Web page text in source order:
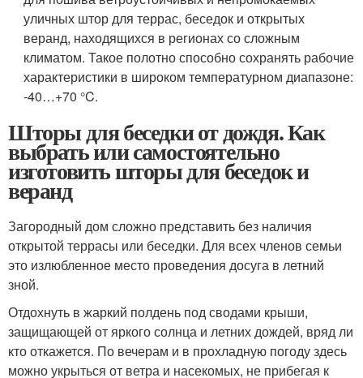
уличных штор для террас, беседок и открытых
веранд, находящихся в регионах со сложным
климатом. Такое полотно способно сохранять рабочие
характеристики в широком температурном диапазоне:
-40…+70 °C.
Шторы для беседки от дождя. Как
выбрать или самостоятельно
изготовить шторы для беседок и
веранд
Загородный дом сложно представить без наличия
открытой террасы или беседки. Для всех членов семьи
это излюбленное место проведения досуга в летний
зной.
Отдохнуть в жаркий полдень под сводами крыши,
защищающей от яркого солнца и летних дождей, вряд ли
кто откажется. По вечерам и в прохладную погоду здесь
можно укрыться от ветра и насекомых, не прибегая к